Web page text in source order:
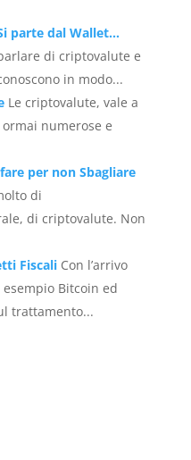
parte dal Wallet…
di criptovalute e
in modo...
Le criptovalute, vale a
numerose e
per non Sbagliare
di
di criptovalute. Non
Fiscali Con l’arrivo
Bitcoin ed
trattamento...